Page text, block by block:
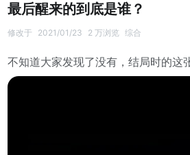
最后醒来的到底是谁？
修改于 2021/01/23 2 万浏览 综合
不知道大家发现了没有，结局时的这